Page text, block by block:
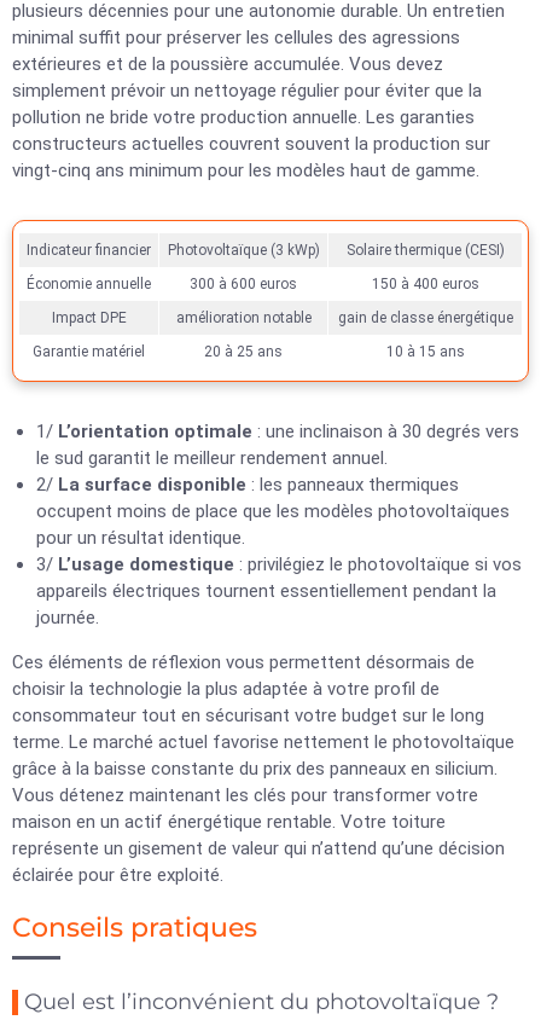
plusieurs décennies pour une autonomie durable. Un entretien
minimal suffit pour préserver les cellules des agressions
extérieures et de la poussière accumulée. Vous devez
simplement prévoir un nettoyage régulier pour éviter que la
pollution ne bride votre production annuelle. Les garanties
constructeurs actuelles couvrent souvent la production sur
vingt-cinq ans minimum pour les modèles haut de gamme.
Indicateur financier Photovoltaïque (3 kWp)
Solaire thermique (CESI)
Économie annuelle
300 à 600 euros
150 à 400 euros
Impact DPE
amélioration notable
gain de classe énergétique
Garantie matériel
20 à 25 ans 10 à 15 ans
1/ L’orientation optimale : une inclinaison à 30 degrés vers
le sud garantit le meilleur rendement annuel.
2/ La surface disponible : les panneaux thermiques
occupent moins de place que les modèles photovoltaïques
pour un résultat identique.
3/ L’usage domestique : privilégiez le photovoltaïque si vos
appareils électriques tournent essentiellement pendant la
journée.
Ces éléments de réflexion vous permettent désormais de
choisir la technologie la plus adaptée à votre profil de
consommateur tout en sécurisant votre budget sur le long
terme. Le marché actuel favorise nettement le photovoltaïque
grâce à la baisse constante du prix des panneaux en silicium.
Vous détenez maintenant les clés pour transformer votre
maison en un actif énergétique rentable. Votre toiture
représente un gisement de valeur qui n’attend qu’une décision
éclairée pour être exploité.
Conseils pratiques
Quel est l’inconvénient du photovoltaïque ?